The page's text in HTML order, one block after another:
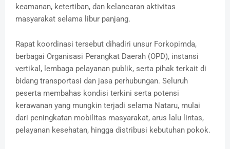
keamanan, ketertiban, dan kelancaran aktivitas
masyarakat selama libur panjang.
Rapat koordinasi tersebut dihadiri unsur Forkopimda,
berbagai Organisasi Perangkat Daerah (OPD), instansi
vertikal, lembaga pelayanan publik, serta pihak terkait di
bidang transportasi dan jasa perhubungan. Seluruh
peserta membahas kondisi terkini serta potensi
kerawanan yang mungkin terjadi selama Nataru, mulai
dari peningkatan mobilitas masyarakat, arus lalu lintas,
pelayanan kesehatan, hingga distribusi kebutuhan pokok.